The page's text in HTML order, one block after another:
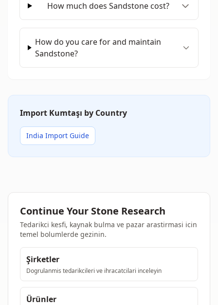
How much does Sandstone cost?
How do you care for and maintain
Sandstone?
Import Kumtaşı by Country
India Import Guide
Continue Your Stone Research
Tedarikci kesfi, kaynak bulma ve pazar arastirmasi icin
temel bolumlerde gezinin.
Şirketler
Dogrulanmis tedarikcileri ve ihracatcilari inceleyin
Ürünler